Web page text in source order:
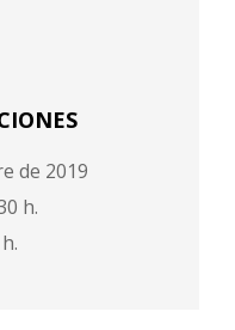
de 2019
h.